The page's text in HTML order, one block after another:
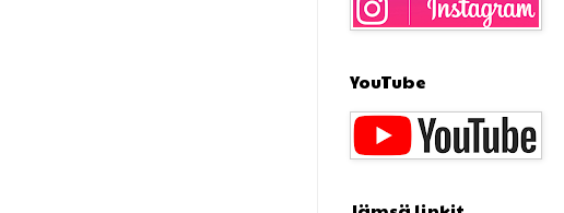
YouTube